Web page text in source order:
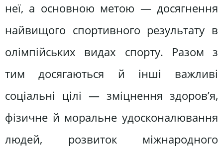
неї, а основною метою — досягнення
найвищого спортивного результату в
олімпійських видах спорту. Разом з
тим досягаються й інші важливі
соціальні цілі — зміцнення здоров’я,
фізичне й моральне удосконалювання
людей, розвиток міжнародного